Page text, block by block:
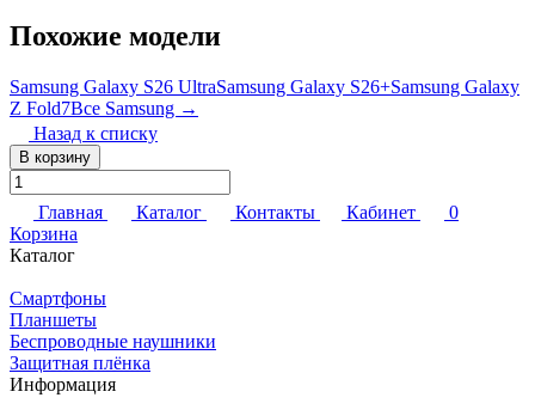
Похожие модели
Samsung Galaxy S26 UltraSamsung Galaxy S26+Samsung Galaxy
Z Fold7Все Samsung →
Назад к списку
В корзину
Главная Каталог Контакты Кабинет
0
Корзина
Каталог
Смартфоны
Планшеты
Беспроводные наушники
Защитная плёнка
Информация